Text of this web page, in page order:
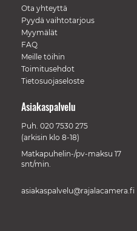
Ota yhteyttä
Pyydä vaihtotarjous
Myymälät
FAQ
Meille töihin
Toimitusehdot
Tietosuojaseloste
Asiakaspalvelu
Puh. 020 7530 275
(arkisin klo 8-18)
Matkapuhelin-/pv-maksu 17
snt/min.
asiakaspalvelu@rajalacamera.fi